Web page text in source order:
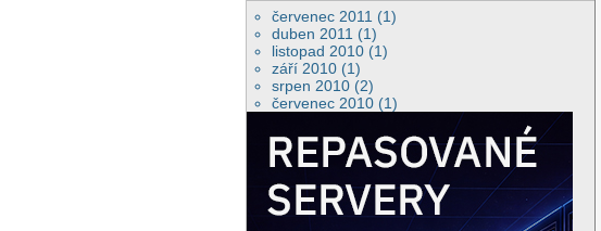
červenec 2011 (1)
duben 2011 (1)
listopad 2010 (1)
září 2010 (1)
srpen 2010 (2)
červenec 2010 (1)